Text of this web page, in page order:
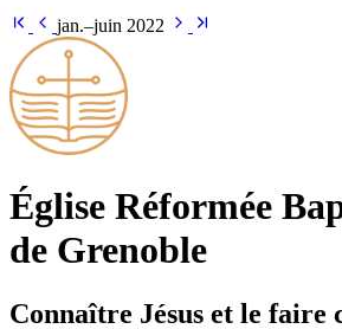
jan.–juin 2022
Église Ré­for­mée
de Grenoble
Connaître Jésus et le faire